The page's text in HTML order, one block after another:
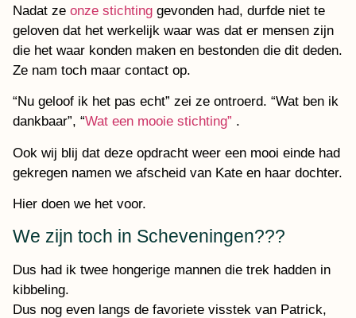
Nadat ze onze stichting gevonden had, durfde niet te
geloven dat het werkelijk waar was dat er mensen zijn
die het waar konden maken en bestonden die dit deden.
Ze nam toch maar contact op.
“Nu geloof ik het pas echt” zei ze ontroerd. “Wat ben ik
dankbaar”, “Wat een mooie stichting” .
Ook wij blij dat deze opdracht weer een mooi einde had
gekregen namen we afscheid van Kate en haar dochter.
Hier doen we het voor.
We zijn toch in Scheveningen???
Dus had ik twee hongerige mannen die trek hadden in
kibbeling.
Dus nog even langs de favoriete visstek van Patrick,